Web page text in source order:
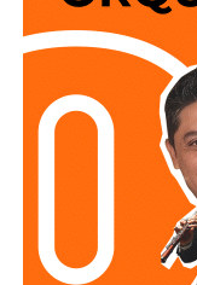
No soy un experto
pretendo entrar en
hecho, por eso me
forzar las
de prensa.
Pocas veces he
construcción de
movilidad, como
solamente a